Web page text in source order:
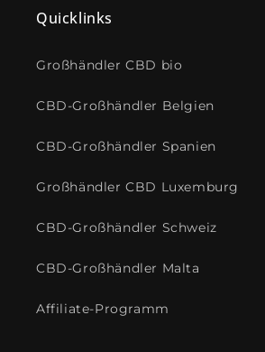
Quicklinks
Großhändler CBD bio
CBD-Großhändler Belgien
CBD-Großhändler Spanien
Großhändler CBD Luxemburg
CBD-Großhändler Schweiz
CBD-Großhändler Malta
Affiliate-Programm